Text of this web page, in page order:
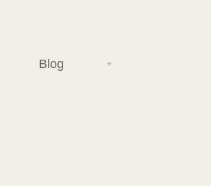
Blog